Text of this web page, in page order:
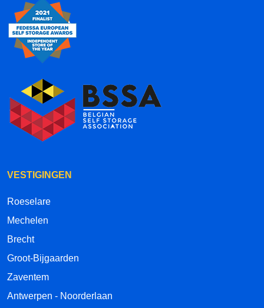
VESTIGINGEN
Roeselare
Mechelen
Brecht
Groot-Bijgaarden
Zaventem
Antwerpen - Noorderlaan